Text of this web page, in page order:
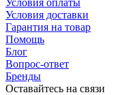
Условия доставки
Гарантия на товар
Помощь
Блог
Вопрос-ответ
Бренды
Оставайтесь на связи